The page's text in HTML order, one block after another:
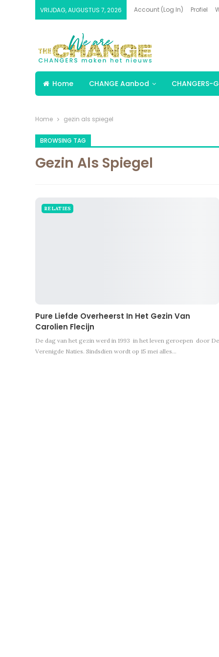
VRIJDAG, AUGUSTUS 7, 2026 Account (Log In) Profiel
Home CHANGE Aanbod CHANGERS-
Home gezin als spiegel
BROWSING TAG
Gezin Als Spiegel
RELATIES
Pure Liefde Overheerst In Het Gezin Van
Carolien Flecijn
De dag van het gezin werd in 1993 in het leven geroepen door De
Verenigde Naties. Sindsdien wordt op 15 mei alles…